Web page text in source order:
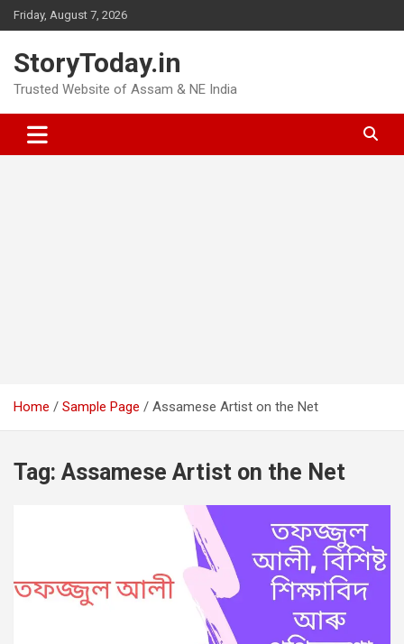
Skip
to
Friday, August 7, 2026
StoryToday.in
Trusted Website of Assam & NE India
Home Sample Page Assamese Artist on the Net
Tag: Assamese Artist on the Net